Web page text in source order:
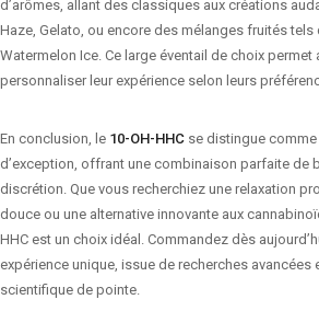
d’arômes, allant des classiques aux créations
Haze, Gelato, ou encore des mélanges fruités
Watermelon Ice. Ce large éventail de choix permet
personnaliser leur expérience selon leurs
En conclusion, le 10-OH-HHC se distingue
d’exception, offrant une combinaison parfaite de
discrétion. Que vous recherchiez une relaxation
douce ou une alternative innovante aux
HHC est un choix idéal. Commandez dès
expérience unique, issue de recherches avancées
scientifique de pointe.